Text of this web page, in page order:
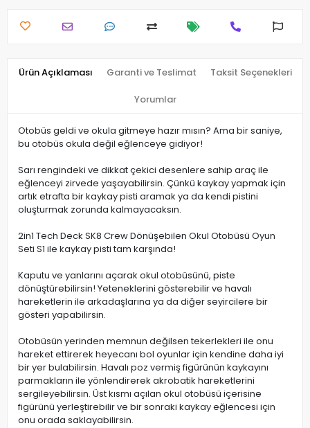
Ürün Açıklaması Garanti ve Teslimat Taksit Seçenekleri
Yorumlar
Otobüs geldi ve okula gitmeye hazır mısın? Ama bir saniye,
bu otobüs okula değil eğlenceye gidiyor!
Sarı rengindeki ve dikkat çekici desenlere sahip araç ile
eğlenceyi zirvede yaşayabilirsin. Çünkü kaykay yapmak için
artık etrafta bir kaykay pisti aramak ya da kendi pistini
oluşturmak zorunda kalmayacaksın.
2in1 Tech Deck SK8 Crew Dönüşebilen Okul Otobüsü Oyun
Seti S1 ile kaykay pisti tam karşında!
Kaputu ve yanlarını açarak okul otobüsünü, piste
dönüştürebilirsin! Yeteneklerini gösterebilir ve havalı
hareketlerin ile arkadaşlarına ya da diğer seyircilere bir
gösteri yapabilirsin.
Otobüsün yerinden memnun değilsen tekerlekleri ile onu
hareket ettirerek heyecanı bol oyunlar için kendine daha iyi
bir yer bulabilirsin. Havalı poz vermiş figürünün kaykayını
parmakların ile yönlendirerek akrobatik hareketlerini
sergileyebilirsin. Üst kısmı açılan okul otobüsü içerisine
figürünü yerleştirebilir ve bir sonraki kaykay eğlencesi için
onu orada saklayabilirsin.